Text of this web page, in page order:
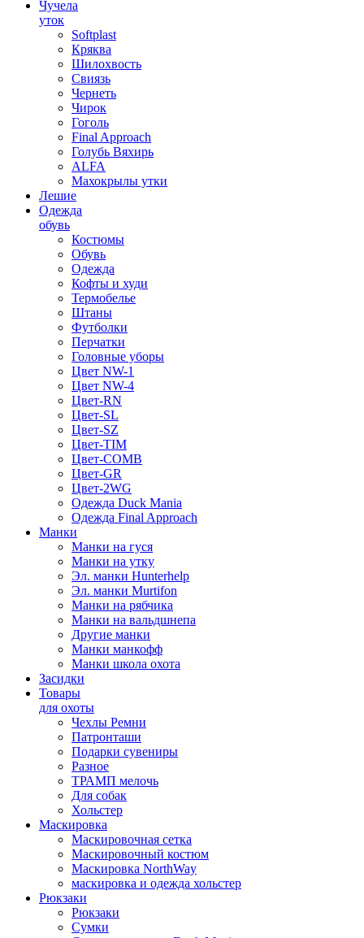
Чучела
уток
Softplast
Кряква
Шилохвость
Свиязь
Чернеть
Чирок
Гоголь
Final Approach
Голубь Вяхирь
ALFA
Махокрылы утки
Лешие
Одежда
обувь
Костюмы
Обувь
Одежда
Кофты и худи
Термобелье
Штаны
Футболки
Перчатки
Головные уборы
Цвет NW-1
Цвет NW-4
Цвет-RN
Цвет-SL
Цвет-SZ
Цвет-TIM
Цвет-COMB
Цвет-GR
Цвет-2WG
Одежда Duck Mania
Одежда Final Approach
Манки
Манки на гуся
Манки на утку
Эл. манки Hunterhelp
Эл. манки Murtifon
Манки на рябчика
Манки на вальдшнепа
Другие манки
Манки манкофф
Манки школа охота
Засидки
Товары
для охоты
Чехлы Ремни
Патронташи
Подарки сувениры
Разное
ТРАМП мелочь
Для собак
Хольстер
Маскировка
Маскировочная сетка
Маскировочный костюм
Маскировка NorthWay
маскировка и одежда хольстер
Рюкзаки
Рюкзаки
Сумки